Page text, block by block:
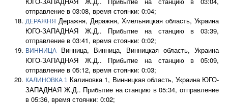
отправление в 03:08, время стоянки: 0:04;
ДЕРАЖНЯ Деражня, Деражня, Хмельницкая область, Украина
ЮГО-ЗАПАДНАЯ Ж.Д.. Прибытие на станцию в 03:39,
отправление в 03:41, время стоянки: 0:02;
ВИННИЦА
Винница, Винница, Винницкая область, Украина
ЮГО-ЗАПАДНАЯ Ж.Д.. Прибытие на станцию в 05:09,
отправление в 05:12, время стоянки: 0:03;
КАЛИНОВКА 1 Калиновка 1, Винницкая область, Украина ЮГО-
ЗАПАДНАЯ Ж.Д.. Прибытие на станцию в 05:34, отправление
в 05:36, время стоянки: 0:02;